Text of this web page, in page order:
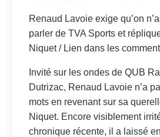
Renaud Lavoie exige qu’on
parler de TVA Sports et
Niquet / Lien dans les
Invité sur les ondes de QUB
Dutrizac, Renaud Lavoie n’a
mots en revenant sur sa
Niquet. Encore visiblement
chronique récente, il a laissé